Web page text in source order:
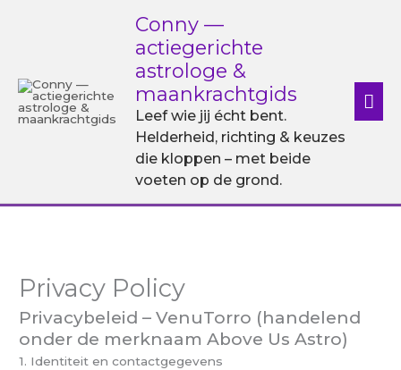
Conny —
actiegerichte
astrologe &
maankrachtgids
Leef wie jij écht bent.
Helderheid, richting & keuzes
die kloppen – met beide
voeten op de grond.
Privacy Policy
Privacybeleid – VenuTorro (handelend
onder de merknaam Above Us Astro)
1. Identiteit en contactgegevens